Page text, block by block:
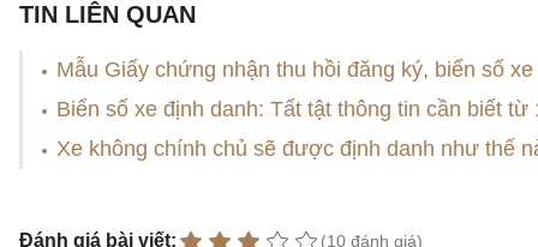
TIN LIÊN QUAN
Mẫu Giấy chứng nhận thu hồi đăng ký, biển số
Biển số xe định danh: Tất tật thông tin cần biết từ
Xe không chính chủ sẽ được định danh như thế
Đánh giá bài viết: (10 đánh giá)